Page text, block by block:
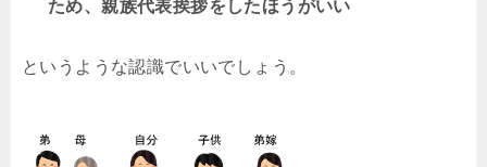
ため、親族代表挨拶をしたほうがいい
というような認識でいいでしょう。